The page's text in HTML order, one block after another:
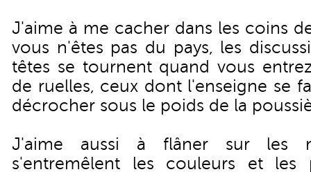
J'aime à me cacher dans les coins
vous n'êtes pas du pays, les
têtes se tournent quand vous
de ruelles, ceux dont l'enseigne se
décrocher sous le poids de la
J'aime aussi à flâner sur les
s'entremêlent les couleurs et les